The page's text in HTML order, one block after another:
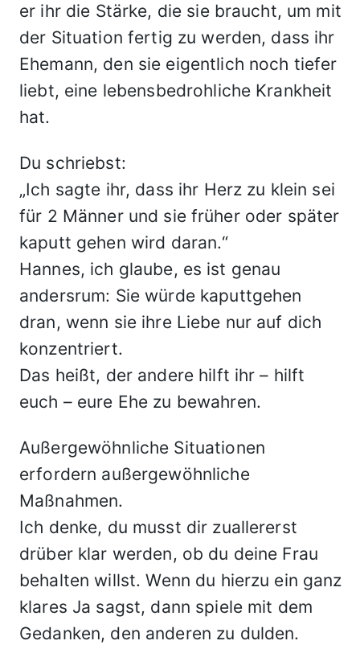
er ihr die Stärke, die sie braucht, um mit
der Situation fertig zu werden, dass ihr
Ehemann, den sie eigentlich noch tiefer
liebt, eine lebensbedrohliche Krankheit
hat.
Du schriebst:
„Ich sagte ihr, dass ihr Herz zu klein sei
für 2 Männer und sie früher oder später
kaputt gehen wird daran.“
Hannes, ich glaube, es ist genau
andersrum: Sie würde kaputtgehen
dran, wenn sie ihre Liebe nur auf dich
konzentriert.
Das heißt, der andere hilft ihr – hilft
euch – eure Ehe zu bewahren.
Außergewöhnliche Situationen
erfordern außergewöhnliche
Maßnahmen.
Ich denke, du musst dir zuallererst
drüber klar werden, ob du deine Frau
behalten willst. Wenn du hierzu ein ganz
klares Ja sagst, dann spiele mit dem
Gedanken, den anderen zu dulden.